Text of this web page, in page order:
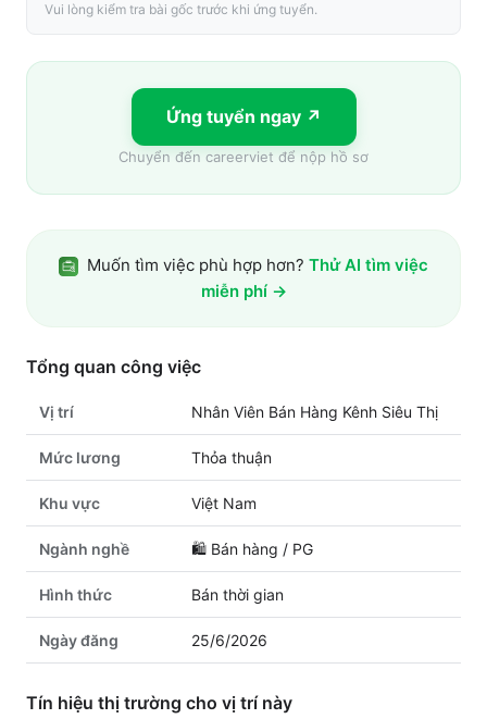
Vui lòng kiểm tra bài gốc trước khi ứng tuyển.
Ứng tuyển ngay ↗
Chuyển đến careerviet để nộp hồ sơ
Muốn tìm việc phù hợp hơn? Thử AI tìm việc
miễn phí →
Tổng quan công việc
Vị trí Nhân Viên Bán Hàng Kênh Siêu Thị
Mức lương Thỏa thuận
Khu vực Việt Nam
Ngành nghề 🛍️ Bán hàng / PG
Hình thức Bán thời gian
Ngày đăng 25/6/2026
Tín hiệu thị trường cho vị trí này